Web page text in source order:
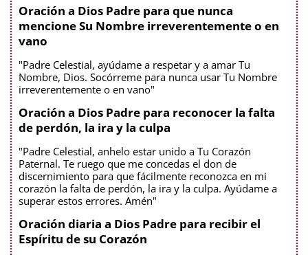
Oración a Dios Padre para que nunca
mencione Su Nombre irreverentemente o en
vano
"Padre Celestial, ayúdame a respetar y a amar Tu
Nombre, Dios. Socórreme para nunca usar Tu Nombre
irreverentemente o en vano"
Oración a Dios Padre para reconocer la falta
de perdón, la ira y la culpa
"Padre Celestial, anhelo estar unido a Tu Corazón
Paternal. Te ruego que me concedas el don de
discernimiento para que fácilmente reconozca en mi
corazón la falta de perdón, la ira y la culpa. Ayúdame a
superar estos errores. Amén"
Oración diaria a Dios Padre para recibir el
Espíritu de su Corazón